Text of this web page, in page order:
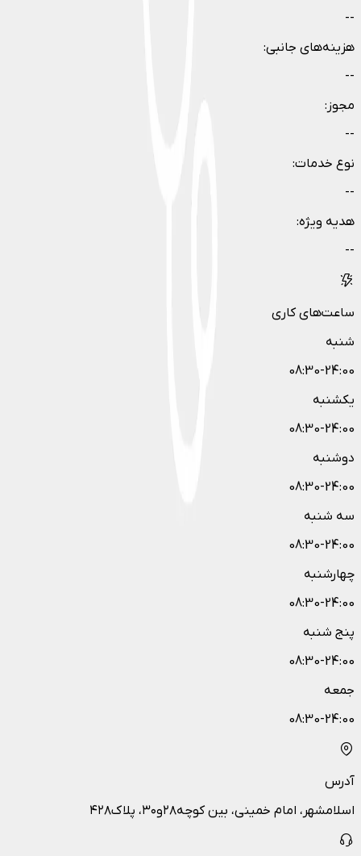
--
هزینه‌های جانبی:
--
مجوز :
--
نوع خدمات:
--
هدیه ویژه:
--
ساعت‌های کاری
شنبه
08:30-24:00
یکشنبه
08:30-24:00
دوشنبه
08:30-24:00
سه شنبه
08:30-24:00
چهارشنبه
08:30-24:00
پنج شنبه
08:30-24:00
جمعه
08:30-24:00
آدرس
اسلامشهر، امام خمینی، بین کوچه۲۸و۳۰، پلاک۴۲۸